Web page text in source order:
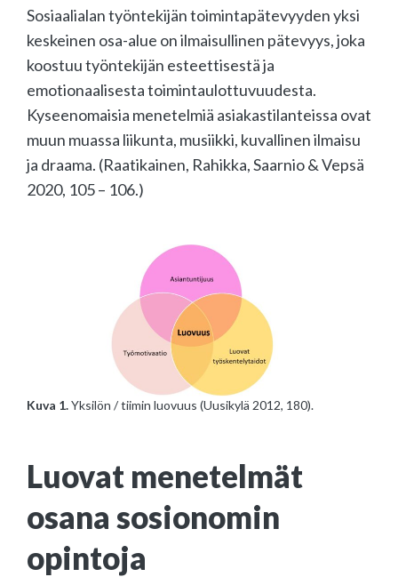
Sosiaalialan työntekijän toimintapätevyyden yksi
keskeinen osa-alue on ilmaisullinen pätevyys, joka
koostuu työntekijän esteettisestä ja
emotionaalisesta toimintaulottuvuudesta.
Kyseenomaisia menetelmiä asiakastilanteissa ovat
muun muassa liikunta, musiikki, kuvallinen ilmaisu
ja draama. (Raatikainen, Rahikka, Saarnio & Vepsä
2020, 105 – 106.)
Kuva 1.Yksilön / tiimin luovuus (Uusikylä 2012, 180).
Luovat menetelmät
osana sosionomin
opintoja